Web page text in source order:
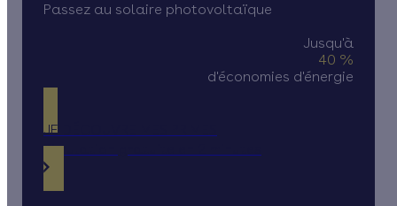
Passez au solaire photovoltaïque
Jusqu'à
40 %
d'économies d'énergie
JE DÉCOUVRE MES PRIMES
Simulation gratuite en 2 minutes